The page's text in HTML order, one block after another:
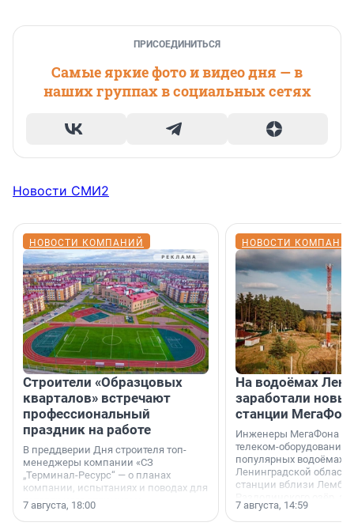
ПРИСОЕДИНИТЬСЯ
Самые яркие фото и видео дня — в
наших группах в социальных сетях
Новости СМИ2
НОВОСТИ КОМПАНИЙ
Строители «Образцовых
кварталов» встречают
профессиональный
праздник на работе
В преддверии Дня строителя топ-
менеджеры компании «СЗ
„Терминал-Ресурс“ — о планах
компании, испытаниях и поводах для
осторожного оптимизма.
7 августа, 18:00
НОВОСТИ
На водоёмах
заработали
станции
Инженеры МегаФона
телеком-оборудование
популярных водоёмах
Ленинградской
станции вблизи
недалеко от Большого
водопада.
7 августа, 14:59